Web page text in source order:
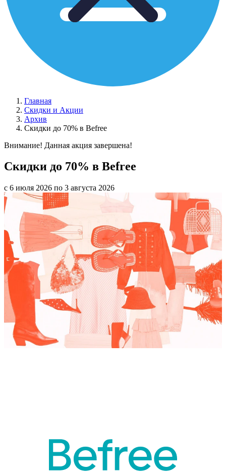
Главная
Скидки и Акции
Архив
Скидки до 70% в Befree
Внимание! Данная акция завершена!
Скидки до 70% в Befree
с 6 июля 2026 по 3 августа 2026